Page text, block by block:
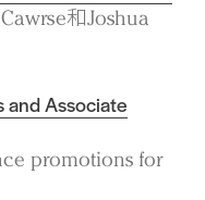
和Joshua
and Associate
promotions for